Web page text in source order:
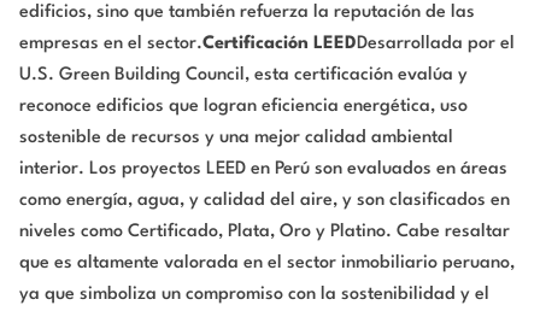
edificios, sino que también refuerza la reputación de las
empresas en el sector.Certificación LEEDDesarrollada por el
U.S. Green Building Council, esta certificación evalúa y
reconoce edificios que logran eficiencia energética, uso
sostenible de recursos y una mejor calidad ambiental
interior. Los proyectos LEED en Perú son evaluados en áreas
como energía, agua, y calidad del aire, y son clasificados en
niveles como Certificado, Plata, Oro y Platino. Cabe resaltar
que es altamente valorada en el sector inmobiliario peruano,
ya que simboliza un compromiso con la sostenibilidad y el